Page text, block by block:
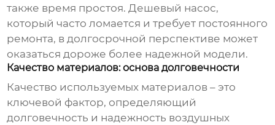
также время простоя. Дешевый насос,
который часто ломается и требует постоянного
ремонта, в долгосрочной перспективе может
оказаться дороже более надежной модели.
Качество материалов: основа долговечности
Качество используемых материалов – это
ключевой фактор, определяющий
долговечность и надежность воздушных